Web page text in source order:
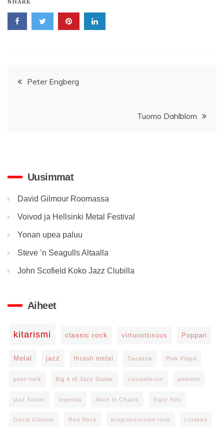
SHARE
Artikkelien
Peter Engberg
Tuomo Dahlblom
Uusimmat
David Gilmour Roomassa
Voivod ja Hellsinki Metal Festival
Yonan upea paluu
Steve ’n Seagulls Altaalla
John Scofield Koko Jazz Clubilla
Aiheet
kitarismi classic rock virtuoottisuus Poppari
Metal jazz thrash metal Tavastia Pink Floyd
post-rock Big 4 of Jazz Guitar visuaalisuus ambient
jazz fusion legenda Alice In Chains Sigur Rós
David Gilmour Red Neck progressiivinen rock Lutakko